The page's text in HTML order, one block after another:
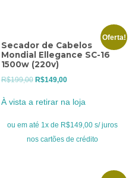
Oferta!
Secador de Cabelos
Mondial Ellegance SC-16
1500w (220v)
R$199,00 O
era:
R$199,00.
R$149,00O
atual
é:
R$149,00.
À vista a retirar na loja
ou em até 1x de R$149,00 s/ juros
nos cartões de crédito